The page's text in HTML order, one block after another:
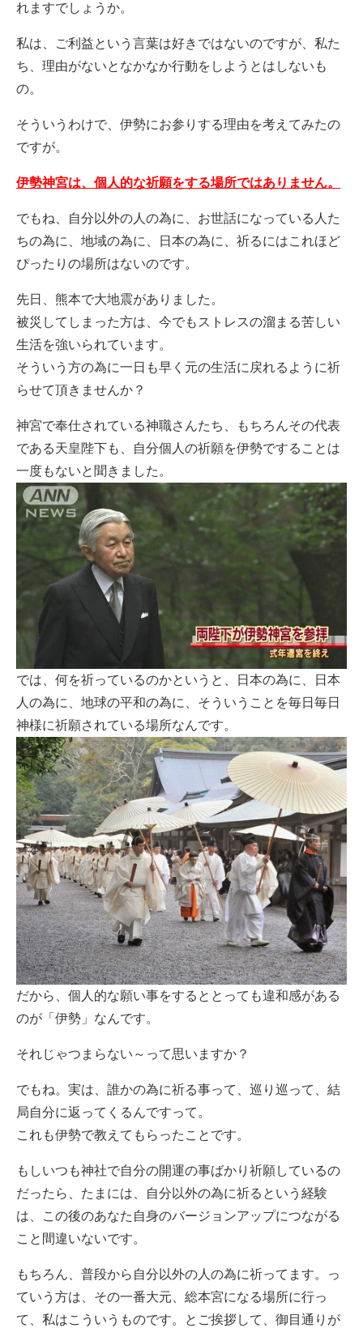
れますでしょうか。
私は、ご利益という言葉は好きではないのですが、私た
ち、理由がないとなかなか行動をしようとはしないも
の。
そういうわけで、伊勢にお参りする理由を考えてみたの
ですが。
伊勢神宮は、個人的な祈願をする場所ではありません。
でもね、自分以外の人の為に、お世話になっている人た
ちの為に、地域の為に、日本の為に、祈るにはこれほど
ぴったりの場所はないのです。
先日、熊本で大地震がありました。
被災してしまった方は、今でもストレスの溜まる苦しい
生活を強いられています。
そういう方の為に一日も早く元の生活に戻れるように祈
らせて頂きませんか？
神宮で奉仕されている神職さんたち、もちろんその代表
である天皇陛下も、自分個人の祈願を伊勢ですることは
一度もないと聞きました。
では、何を祈っているのかというと、日本の為に、日本
人の為に、地球の平和の為に、そういうことを毎日毎日
神様に祈願されている場所なんです。
だから、個人的な願い事をするととっても違和感がある
のが「伊勢」なんです。
それじゃつまらない～って思いますか？
でもね。実は、誰かの為に祈る事って、巡り巡って、結
局自分に返ってくるんですって。
これも伊勢で教えてもらったことです。
もしいつも神社で自分の開運の事ばかり祈願しているの
だったら、たまには、自分以外の為に祈るという経験
は、この後のあなた自身のバージョンアップにつながる
こと間違いないです。
もちろん、普段から自分以外の人の為に祈ってます。っ
ていう方は、その一番大元、総本宮になる場所に行っ
て、私はこういうものです。とご挨拶して、御目通りが